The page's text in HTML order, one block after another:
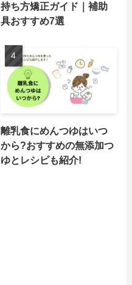
持ち方矯正ガイド｜補助
具おすすめ7選
離乳食にめんつゆはいつ
から?おすすめの無添加つ
ゆとレシピも紹介!